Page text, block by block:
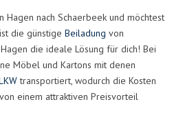
Hagen nach Schaerbeek und möchtest
die günstige Beiladung von
die ideale Lösung für dich! Bei
Möbel und Kartons mit denen
transportiert, wodurch die Kosten
einem attraktiven Preisvorteil